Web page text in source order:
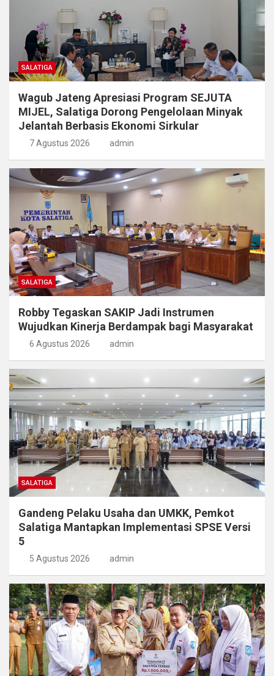
SALATIGA
Wagub Jateng Apresiasi Program SEJUTA
MIJEL, Salatiga Dorong Pengelolaan Minyak
Jelantah Berbasis Ekonomi Sirkular
7 Agustus 2026 admin
SALATIGA
Robby Tegaskan SAKIP Jadi Instrumen
Wujudkan Kinerja Berdampak bagi Masyarakat
6 Agustus 2026 admin
SALATIGA
Gandeng Pelaku Usaha dan UMKK, Pemkot
Salatiga Mantapkan Implementasi SPSE Versi
5
5 Agustus 2026 admin